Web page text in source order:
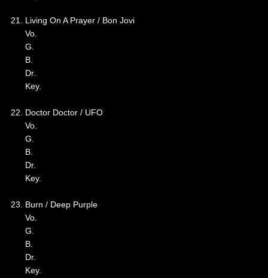
21. Living On A Prayer / Bon Jovi
Vo.
G.
B.
Dr.
Key.
22. Doctor Doctor / UFO
Vo.
G.
B.
Dr.
Key.
23. Burn / Deep Purple
Vo.
G.
B.
Dr.
Key.